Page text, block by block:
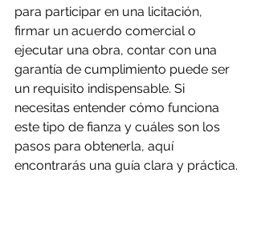
para participar en una licitación,
firmar un acuerdo comercial o
ejecutar una obra, contar con una
garantía de cumplimiento puede ser
un requisito indispensable. Si
necesitas entender cómo funciona
este tipo de fianza y cuáles son los
pasos para obtenerla, aquí
encontrarás una guía clara y práctica.